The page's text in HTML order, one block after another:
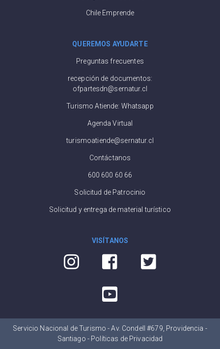
Chile Emprende
QUEREMOS AYUDARTE
Preguntas frecuentes
recepción de documentos:
ofpartesdn@sernatur.cl
Turismo Atiende: Whatsapp
Agenda Virtual
turismoatiende@sernatur.cl
Contáctanos
600 600 60 66
Solicitud de Patrocinio
Solicitud y entrega de material turístico
VISÍTANOS
Servicio Nacional de Turismo - Av. Condell #679, Providencia -
Santiago - Políticas de Privacidad